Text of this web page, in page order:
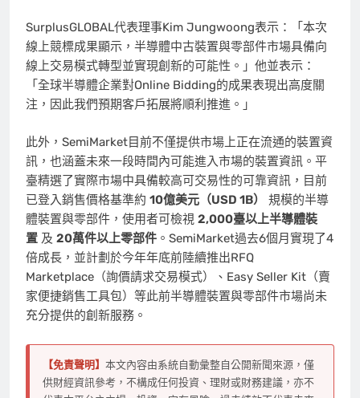
SurplusGLOBAL代表理事Kim Jungwoong表示：「本次
線上競標成果顯示，半導體中古裝置與零部件市場具備向
線上交易模式轉型並實現創新的可能性。」他並表示：
「全球半導體企業對Online Bidding的成果表現出高度關
注，因此我們預期客戶拓展將順利推進。」
此外，SemiMarket目前不僅提供市場上正在流通的裝置資
訊，也涵蓋未來一段時間內可能進入市場的裝置資訊。平
臺精選了實際市場中具備較高可交易性的可靠資訊，目前
已登入銷售價格基準約 10億美元（USD 1B）
規模的半導
體裝置與零部件，使用者可檢視 2,000臺以上半導體裝
置 及 20萬件以上零部件 。SemiMarket過去6個月實現了4
倍成長，並計劃於今年年底前陸續推出RFQ
Marketplace（詢價請求交易模式）、Easy Seller Kit（賣
家便捷銷售工具包）等此前半導體裝置與零部件市場尚未
充分提供的創新服務。
【免責聲明】 本文內容由系統自動彙整自公開新聞來源，僅
供財經資訊參考，不構成任何投資、理財或財務建議，亦不